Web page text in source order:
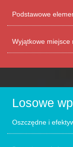
Podstawowe
Wyjątkowe miejsce
Losowe
Oszczędne i